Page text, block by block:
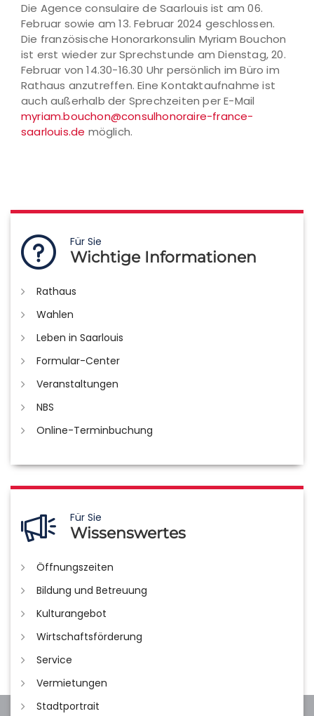
Die Agence consulaire de Saarlouis ist am 06.
Februar sowie am 13. Februar 2024 geschlossen.
Die französische Honorarkonsulin Myriam Bouchon
ist erst wieder zur Sprechstunde am Dienstag, 20.
Februar von 14.30-16.30 Uhr persönlich im Büro im
Rathaus anzutreffen. Eine Kontaktaufnahme ist
auch außerhalb der Sprechzeiten per E-Mail
myriam.bouchon@consulhonoraire-france-
saarlouis.de möglich.
Für Sie
Wichtige Informationen
Rathaus
Wahlen
Leben in Saarlouis
Formular-Center
Veranstaltungen
NBS
Online-Terminbuchung
Für Sie
Wissenswertes
Öffnungszeiten
Bildung und Betreuung
Kulturangebot
Wirtschaftsförderung
Service
Vermietungen
Stadtportrait